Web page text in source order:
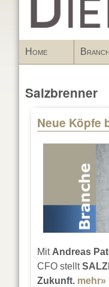
Home
Salzbrenner
Neue Köpfe
Mit Andreas
CFO stellt
Zukunft. mehr»
Pages